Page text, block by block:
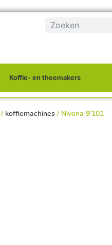
Koffie- en theemakers
/ koffiemachines / Nivona 9’101